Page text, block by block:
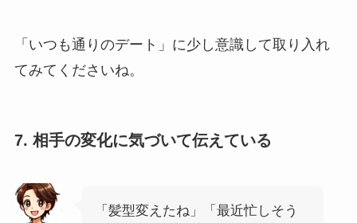
「いつも通りのデート」に少し意識して取り入れ
てみてくださいね。
7. 相手の変化に気づいて伝えている
「髪型変えたね」「最近忙しそう